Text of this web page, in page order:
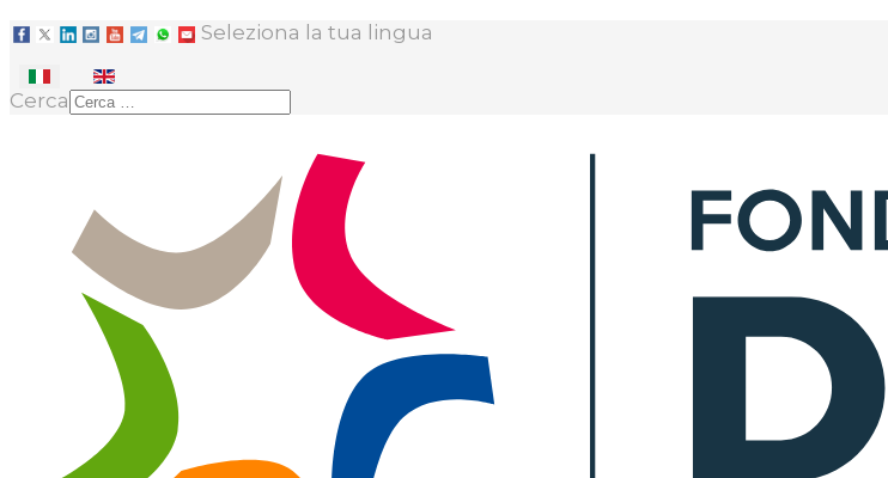
Seleziona la tua lingua
Cerca